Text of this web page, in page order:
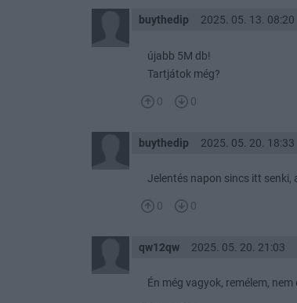
buythedip 2025. 05. 13. 08:20
újabb 5M db!
Tartjátok még?
0 0
buythedip 2025. 05. 20. 18:33
Jelentés napon sincs itt senki,
0 0
qw12qw 2025. 05. 20. 21:03
Én még vagyok, remélem,